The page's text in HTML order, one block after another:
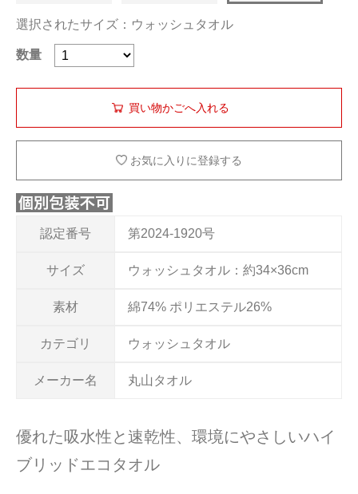
認定番号 第2024-1920号
サイズ ウォッシュタオル：約34×36cm
素材 綿74% ポリエステル26%
カテゴリ ウォッシュタオル
メーカー名 丸山タオル
選択されたサイズ：ウォッシュタオル
数量
お気に入りに登録する
優れた吸水性と速乾性、環境にやさしいハイ
ブリッドエコタオル